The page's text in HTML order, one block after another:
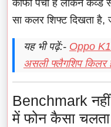
काफी पंची हैं लेकिन कर्व्ड
सा कलर शिफ्ट दिखता है,
यह भी पढ़ें:- Oppo
असली फ्लैगशिप किलर
Benchmark
में फोन कैसा